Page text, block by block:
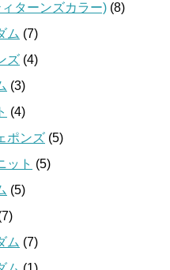
ターンズカラー) (8)
ム (7)
ズ (4)
(3)
(4)
ポンズ (5)
ット (5)
(5)
ム (7)